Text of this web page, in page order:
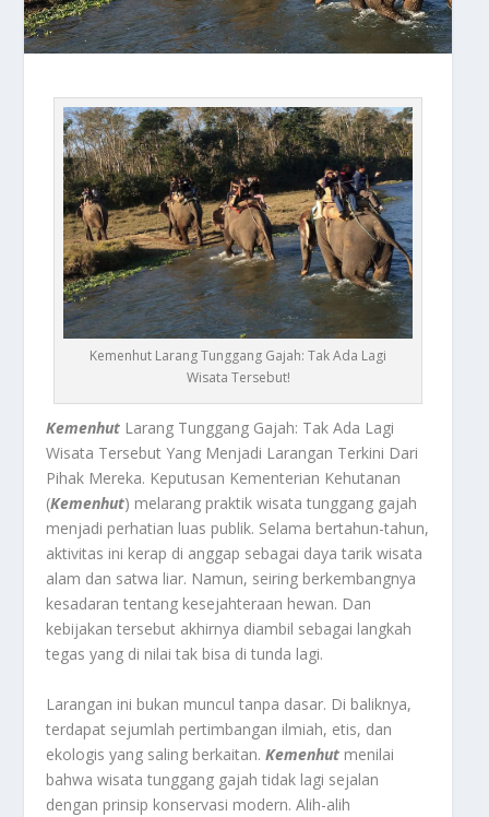
Kemenhut Larang Tunggang Gajah: Tak Ada Lagi
Wisata Tersebut!
Kemenhut Larang Tunggang Gajah: Tak Ada Lagi
Wisata Tersebut Yang Menjadi Larangan Terkini Dari
Pihak Mereka. Keputusan Kementerian Kehutanan
(Kemenhut) melarang praktik wisata tunggang gajah
menjadi perhatian luas publik. Selama bertahun-tahun,
aktivitas ini kerap di anggap sebagai daya tarik wisata
alam dan satwa liar. Namun, seiring berkembangnya
kesadaran tentang kesejahteraan hewan. Dan
kebijakan tersebut akhirnya diambil sebagai langkah
tegas yang di nilai tak bisa di tunda lagi.
Larangan ini bukan muncul tanpa dasar. Di baliknya,
terdapat sejumlah pertimbangan ilmiah, etis, dan
ekologis yang saling berkaitan.Kemenhut menilai
bahwa wisata tunggang gajah tidak lagi sejalan
dengan prinsip konservasi modern. Alih-alih